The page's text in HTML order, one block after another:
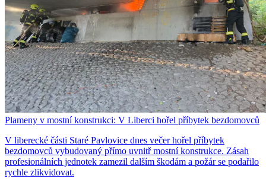
Plameny v mostní konstrukci: V Liberci hořel příbytek bezdomovců
V liberecké části Staré Pavlovice dnes večer hořel příbytek
bezdomovců vybudovaný přímo uvnitř mostní konstrukce. Zásah
profesionálních jednotek zamezil dalším škodám a požár se podařilo
rychle zlikvidovat.